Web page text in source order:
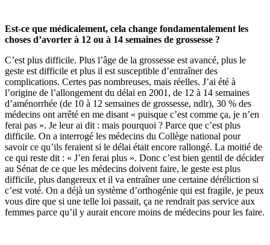
Est-ce que médicalement, cela change fondamentalement les
choses d’avorter à 12 ou à 14 semaines de grossesse ?
C’est plus difficile. Plus l’âge de la grossesse est avancé, plus le
geste est difficile et plus il est susceptible d’entraîner des
complications. Certes pas nombreuses, mais réelles. J’ai été à
l’origine de l’allongement du délai en 2001, de 12 à 14 semaines
d’aménorrhée (de 10 à 12 semaines de grossesse, ndlr), 30 % des
médecins ont arrêté en me disant « puisque c’est comme ça, je n’en
ferai pas ». Je leur ai dit : mais pourquoi ? Parce que c’est plus
difficile. On a interrogé les médecins du Collège national pour
savoir ce qu’ils feraient si le délai était encore rallongé. La moitié de
ce qui reste dit : « J’en ferai plus ». Donc c’est bien gentil de décider
au Sénat de ce que les médecins doivent faire, le geste est plus
difficile, plus dangereux et il va entraîner une certaine déréliction si
c’est voté. On a déjà un système d’orthogénie qui est fragile, je peux
vous dire que si une telle loi passait, ça ne rendrait pas service aux
femmes parce qu’il y aurait encore moins de médecins pour les faire.